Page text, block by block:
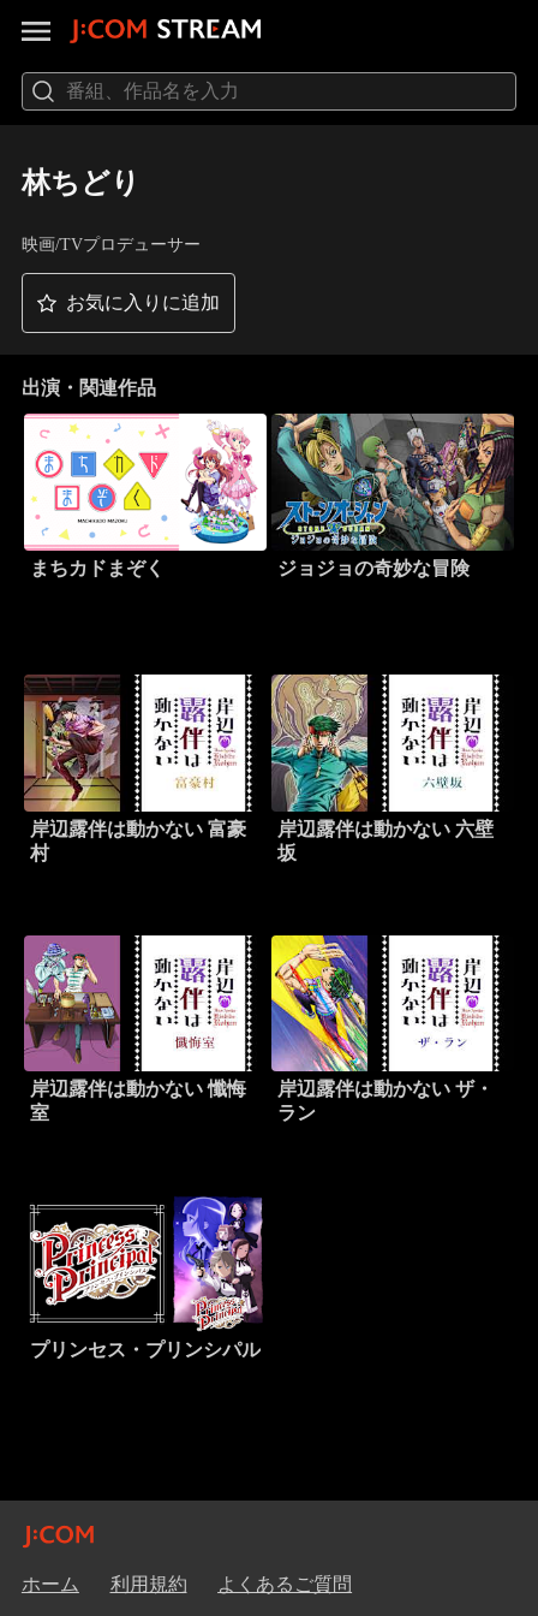
林ちどり
映画/TVプロデューサー
お気に入りに追加
出演・関連作品
まちカドまぞく ジョジョの奇妙な冒険
岸辺露伴は動かない 富豪
村
岸辺露伴は動かない 六壁
坂
岸辺露伴は動かない 懺悔
室
岸辺露伴は動かない ザ・
ラン
プリンセス・プリンシパル
ホーム 利用規約 よくあるご質問